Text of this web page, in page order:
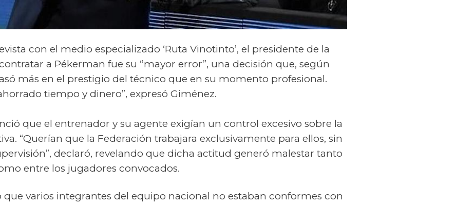
con el medio especializado ‘Ruta Vinotinto’, el presidente de la
a Pékerman fue su “mayor error”, una decisión que, según
más en el prestigio del técnico que en su momento profesional.
tiempo y dinero”, expresó Giménez.
que el entrenador y su agente exigían un control excesivo sobre la
“Querían que la Federación trabajara exclusivamente para ellos, sin
declaró, revelando que dicha actitud generó malestar tanto
entre los jugadores convocados.
que varios integrantes del equipo nacional no estaban conformes con